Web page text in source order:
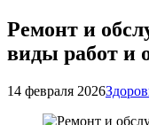
Ремонт и
виды работ и
14 февраля 2026